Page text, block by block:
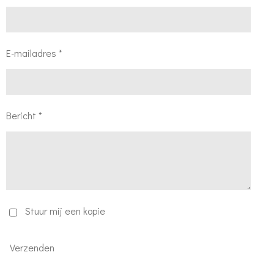
E-mailadres *
Bericht *
Stuur mij een kopie
Verzenden